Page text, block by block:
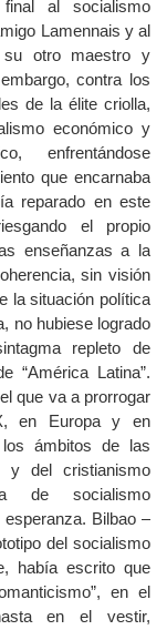
al socialismo
Lamennais y al
su otro maestro y
contra los
de la élite criolla,
económico y
enfrentándose
que encarnaba
reparado en este
el propio
enseñanzas a la
sin visión
la situación política
no hubiese logrado
repleto de
“América Latina”.
que va a prorrogar
en Europa y en
ámbitos de las
y del cristianismo
de socialismo
Bilbao –
del socialismo
había escrito que
en el
en el vestir,